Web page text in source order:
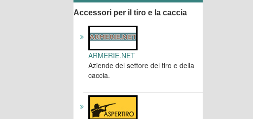
Accessori per il tiro e la caccia
ARMERIE.NET
Aziende del settore del tiro e della
caccia.